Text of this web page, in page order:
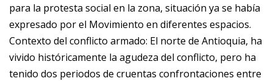
para la protesta social en la zona, situación ya se había
expresado por el Movimiento en diferentes espacios.
Contexto del conflicto armado: El norte de Antioquia, ha
vivido históricamente la agudeza del conflicto, pero ha
tenido dos periodos de cruentas confrontaciones entre